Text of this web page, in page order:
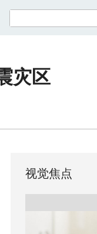
灾区
视觉焦点